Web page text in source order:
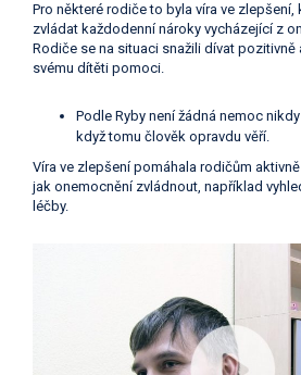
Pro některé rodiče to byla víra ve zlepšení,
zvládat každodenní nároky vycházející z
Rodiče se na situaci snažili dívat pozitivně
svému dítěti pomoci.
Podle Ryby není žádná nemoc
když tomu člověk opravdu věří.
Víra ve zlepšení pomáhala rodičům
jak onemocnění zvládnout, například
léčby.